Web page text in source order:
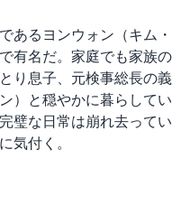
あるヨンウォン（キム
有名だ。家庭でも家族
り息子、元検事総長の
）と穏やかに暮らして
璧な日常は崩れ去って
気付く。